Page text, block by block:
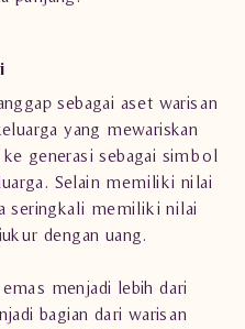
sebagai aset warisan
yang mewariskan
generasi sebagai simbol
Selain memiliki nilai
seringkali memiliki nilai
dengan uang.
menjadi lebih dari
bagian dari warisan